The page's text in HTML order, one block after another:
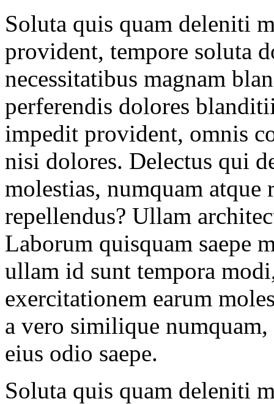
Soluta quis quam deleniti
provident, tempore soluta
necessitatibus magnam
perferendis dolores
impedit provident, omnis
nisi dolores. Delectus qui
molestias, numquam
repellendus? Ullam
Laborum quisquam saepe
ullam id sunt tempora
exercitationem earum
a vero similique
eius odio saepe.
Soluta quis quam deleniti